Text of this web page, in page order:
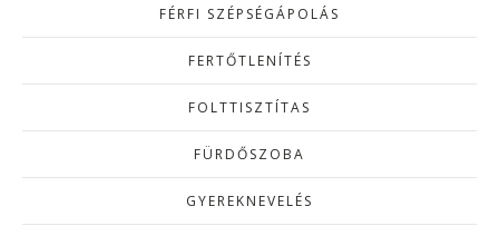
FÉRFI SZÉPSÉGÁPOLÁS
FERTŐTLENÍTÉS
FOLTTISZTÍTAS
FÜRDŐSZOBA
GYEREKNEVELÉS